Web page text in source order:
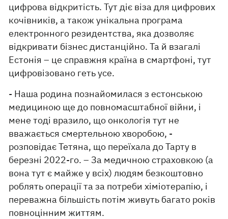
цифрова відкритість. Тут діє віза для цифрових
кочівників, а також унікальна програма
електронного резидентства, яка дозволяє
відкривати бізнес дистанційно. Та й взагалі
Естонія – це справжня країна в смартфоні, тут
цифровізовано геть усе.
- Наша родина познайомилася з естонською
медициною ще до повномасштабної війни, і
мене тоді вразило, що онкологія тут не
вважається смертельною хворобою, -
розповідає Тетяна, що переїхала до Тарту в
березні 2022-го. – За медичною страховкою (а
вона тут є майже у всіх) людям безкоштовно
роблять операції та за потреби хіміотерапію, і
переважна більшість потім живуть багато років
повноцінним життям.